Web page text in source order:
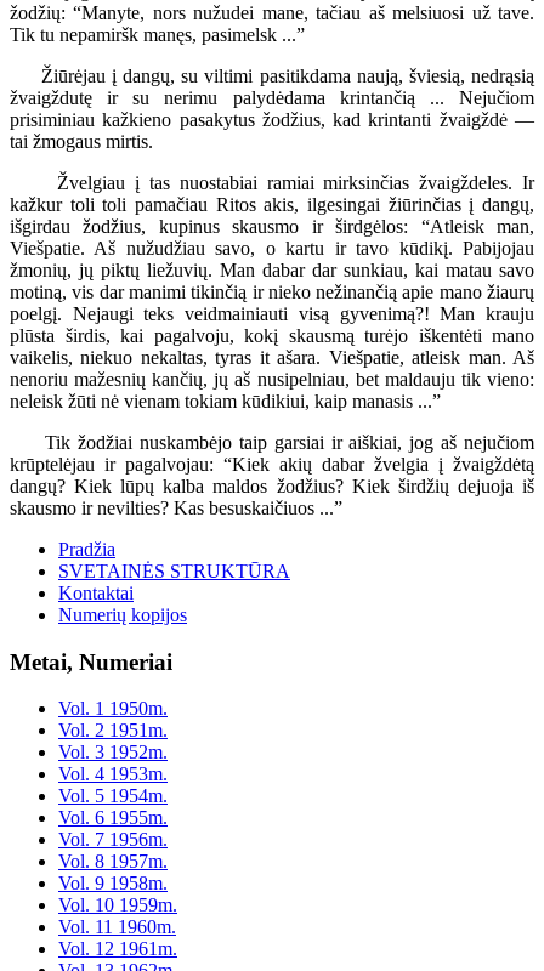
žodžių: “Manyte, nors nužudei mane, tačiau aš melsiuosi už tave.
Tik tu nepamiršk manęs, pasimelsk ...”
Žiūrėjau į dangų, su viltimi pasitikdama naują, šviesią, nedrąsią
žvaigždutę ir su nerimu palydėdama krintančią ... Nejučiom
prisiminiau kažkieno pasakytus žodžius, kad krintanti žvaigždė —
tai žmogaus mirtis.
Žvelgiau į tas nuostabiai ramiai mirksinčias žvaigždeles. Ir
kažkur toli toli pamačiau Ritos akis, ilgesingai žiūrinčias į dangų,
išgirdau žodžius, kupinus skausmo ir širdgėlos: “Atleisk man,
Viešpatie. Aš nužudžiau savo, o kartu ir tavo kūdikį. Pabijojau
žmonių, jų piktų liežuvių. Man dabar dar sunkiau, kai matau savo
motiną, vis dar manimi tikinčią ir nieko nežinančią apie mano žiaurų
poelgį. Nejaugi teks veidmainiauti visą gyvenimą?! Man krauju
plūsta širdis, kai pagalvoju, kokį skausmą turėjo iškentėti mano
vaikelis, niekuo nekaltas, tyras it ašara. Viešpatie, atleisk man. Aš
nenoriu mažesnių kančių, jų aš nusipelniau, bet maldauju tik vieno:
neleisk žūti nė vienam tokiam kūdikiui, kaip manasis ...”
Tik žodžiai nuskambėjo taip garsiai ir aiškiai, jog aš nejučiom
krūptelėjau ir pagalvojau: “Kiek akių dabar žvelgia į žvaigždėtą
dangų? Kiek lūpų kalba maldos žodžius? Kiek širdžių dejuoja iš
skausmo ir nevilties? Kas besuskaičiuos ...”
Pradžia
SVETAINĖS STRUKTŪRA
Kontaktai
Numerių kopijos
Metai, Numeriai
Vol. 1 1950m.
Vol. 2 1951m.
Vol. 3 1952m.
Vol. 4 1953m.
Vol. 5 1954m.
Vol. 6 1955m.
Vol. 7 1956m.
Vol. 8 1957m.
Vol. 9 1958m.
Vol. 10 1959m.
Vol. 11 1960m.
Vol. 12 1961m.